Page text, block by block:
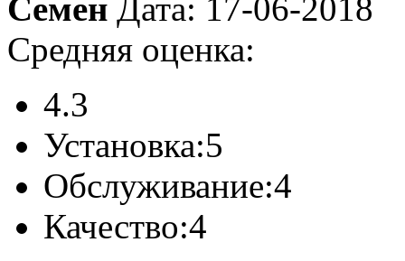
Семен Дата: 17-06-2018
Средняя оценка:
4.3
Установка:5
Обслуживание:4
Качество:4